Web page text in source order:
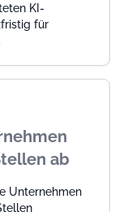
KI-
für
ab
Unternehmen